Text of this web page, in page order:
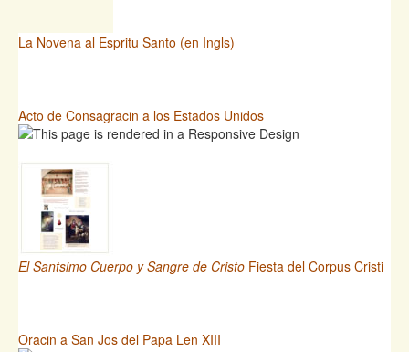
La Novena al Espritu Santo (en Ingls)
Acto de Consagracin a los Estados Unidos
El Santsimo Cuerpo y Sangre de Cristo Fiesta del Corpus Cristi
Oracin a San Jos del Papa Len XIII